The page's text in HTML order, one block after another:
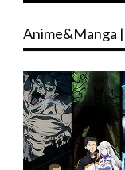
Anime&Manga